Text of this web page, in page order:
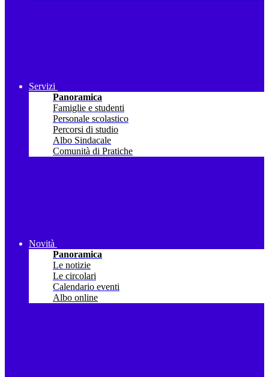
Servizi
Panoramica
Famiglie e studenti
Personale scolastico
Percorsi di studio
Albo Sindacale
Comunità di Pratiche
Novità
Panoramica
Le notizie
Le circolari
Calendario eventi
Albo online